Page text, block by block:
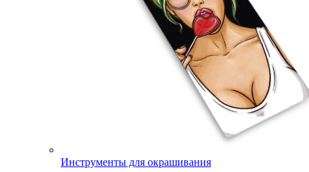
Инструменты для окрашивания